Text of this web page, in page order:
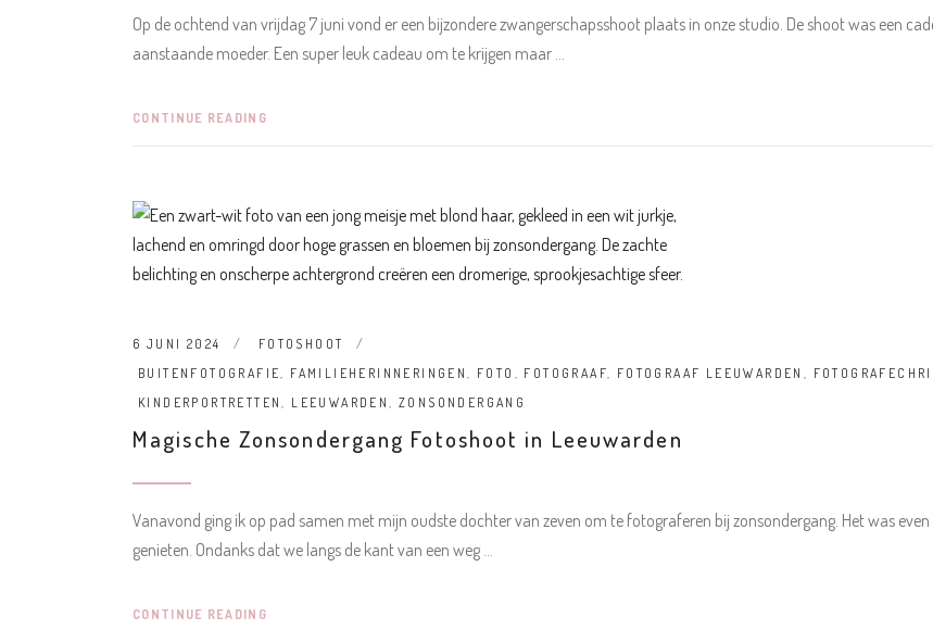
Op de ochtend van vrijdag 7 juni vond er een bijzondere zwangerschapsshoot plaats in onze studio. De shoot was een
aanstaande moeder. Een super leuk cadeau om te krijgen maar
CONTINUE READING
6 JUNI 2024
FOTOSHOOT
BUITENFOTOGRAFIE, FAMILIEHERINNERINGEN, FOTO , FOTOGRAAF, FOTOGRAAF LEEUWARDEN ,
KINDERPORTRETTEN, LEEUWARDEN,ZONSONDERGANG
Magische Zonsondergang Fotoshoot in Leeuwarden
Vanavond ging ik op pad samen met mijn oudste dochter van zeven om te fotograferen bij zonsondergang. Het was
genieten. Ondanks dat we langs de kant van een weg
CONTINUE READING